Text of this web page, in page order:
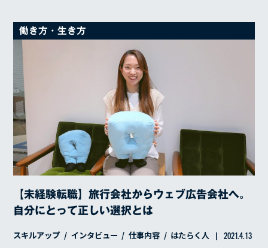
働き方・生き方
【未経験転職】旅行会社からウェブ広告会社へ。
自分にとって正しい選択とは
スキルアップ インタビュー 仕事内容 はたらく人 2021.4.13
SERVICE
REASON